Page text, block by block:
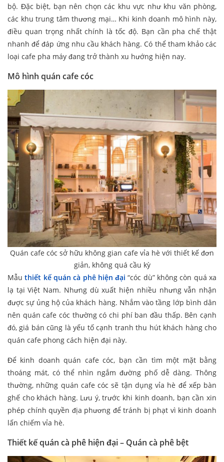
bộ. Đặc biệt, bạn nên chọn các khu vực như khu văn phòng,
các khu trung tâm thương mại… Khi kinh doanh mô hình này,
điều quan trọng nhất chính là tốc độ. Bạn cần pha chế thật
nhanh để đáp ứng nhu cầu khách hàng. Có thể tham khảo các
loại cafe pha máy đang trở thành xu hướng hiện nay.
Mô hình quán cafe cóc
Quán cafe cóc sở hữu không gian cafe vỉa hè với thiết kế đơn
giản, không quá cầu kỳ
Mẫu thiết kế quán cà phê hiện đại “cóc dù” không còn quá xa
lạ tại Việt Nam. Nhưng dù xuất hiện nhiều nhưng vẫn nhận
được sự ủng hộ của khách hàng. Nhắm vào tầng lớp bình dân
nên quán cafe cóc thường có chi phí ban đầu thấp. Bên cạnh
đó, giá bán cũng là yếu tố cạnh tranh thu hút khách hàng cho
quán cafe phong cách hiện đại này.
Để kinh doanh quán cafe cóc, bạn cần tìm một mặt bằng
thoáng mát, có thể nhìn ngắm đường phố dễ dàng. Thông
thường, những quán cafe cóc sẽ tận dụng vỉa hè để xếp bàn
ghế cho khách hàng. Lưu ý, trước khi kinh doanh, bạn cần xin
phép chính quyền địa phương để tránh bị phạt vì kinh doanh
lấn chiếm vỉa hè.
Thiết kế quán cà phê hiện đại – Quán cà phê bệt